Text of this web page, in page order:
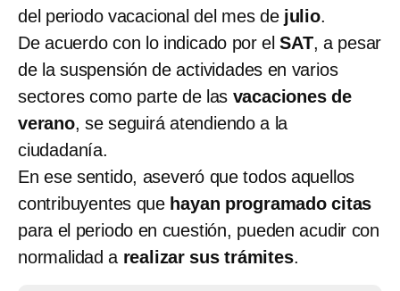
del periodo vacacional del mes de julio.
De acuerdo con lo indicado por elSAT, a pesar
de la suspensión de actividades en varios
sectores como parte de las vacaciones de
verano, se seguirá atendiendo a la
ciudadanía.
En ese sentido, aseveró que todos aquellos
contribuyentes que hayan programado citas
para el periodo en cuestión, pueden acudir con
normalidad a realizar sus trámites.